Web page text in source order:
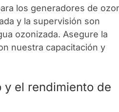
los generadores de
y la supervisión son
ozonizada. Asegure la
nuestra capacitación y
y el rendimiento de